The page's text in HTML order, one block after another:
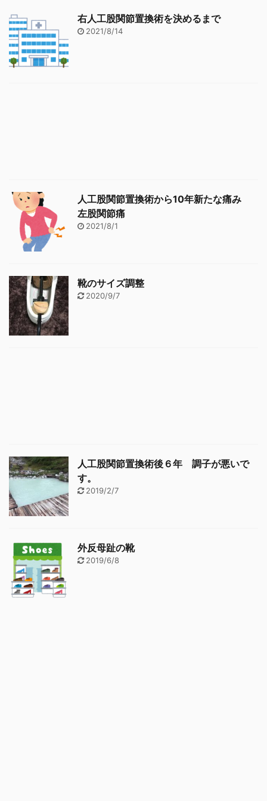
右人工股関節置換術を決めるまで
2021/8/14
人工股関節置換術から10年新たな痛み
左股関節痛
2021/8/1
靴のサイズ調整
2020/9/7
人工股関節置換術後６年 調子が悪いで
す。
2019/2/7
外反母趾の靴
2019/6/8